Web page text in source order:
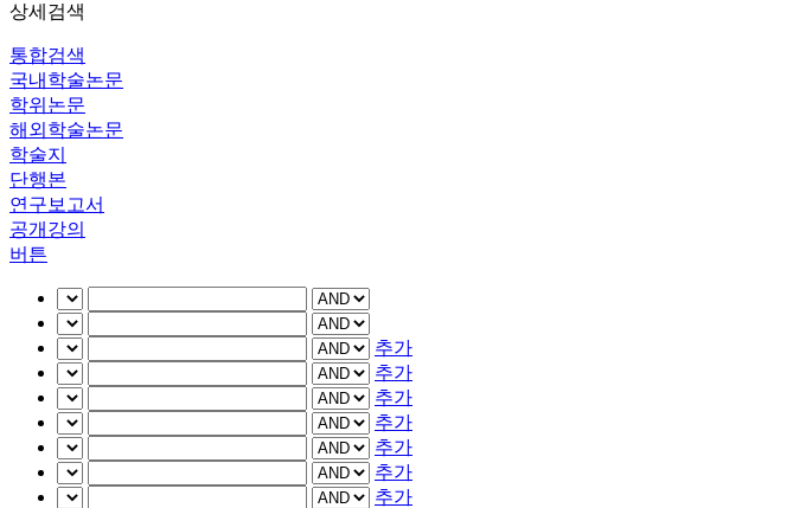
상세검색
통합검색
국내학술논문
학위논문
해외학술논문
학술지
단행본
연구보고서
공개강의
버튼
추가
추가
추가
추가
추가
추가
추가